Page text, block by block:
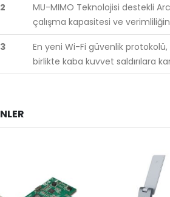
MU-MIMO Teknolojisi destekli
çalışma kapasitesi ve verimliliğini
En yeni Wi-Fi güvenlik
birlikte kaba kuvvet saldırılara